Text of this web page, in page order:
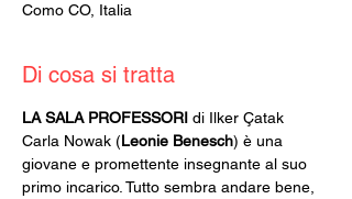
Como CO, Italia
Di cosa si tratta
LA SALA PROFESSORI di Ilker Çatak
Carla Nowak (Leonie Benesch) è una
giovane e promettente insegnante al suo
primo incarico. Tutto sembra andare bene,